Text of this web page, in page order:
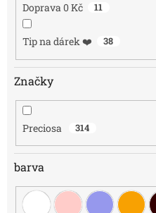
Doprava 0 Kč 11
Tip na dárek ❤️ 38
Značky
Preciosa 314
barva